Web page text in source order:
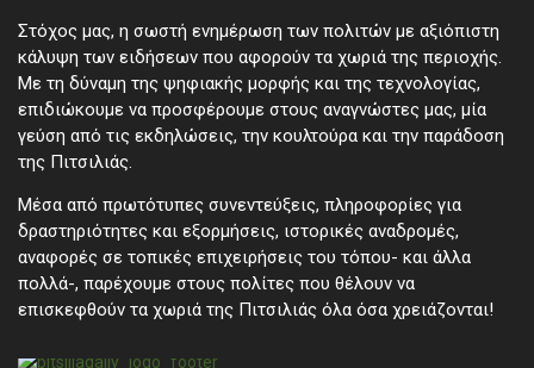
Στόχος μας, η σωστή ενημέρωση των πολιτών με αξιόπιστη
κάλυψη των ειδήσεων που αφορούν τα χωριά της περιοχής.
Με τη δύναμη της ψηφιακής μορφής και της τεχνολογίας,
επιδιώκουμε να προσφέρουμε στους αναγνώστες μας, μία
γεύση από τις εκδηλώσεις, την κουλτούρα και την παράδοση
της Πιτσιλιάς.
Μέσα από πρωτότυπες συνεντεύξεις, πληροφορίες για
δραστηριότητες και εξορμήσεις, ιστορικές αναδρομές,
αναφορές σε τοπικές επιχειρήσεις του τόπου- και άλλα
πολλά-, παρέχουμε στους πολίτες που θέλουν να
επισκεφθούν τα χωριά της Πιτσιλιάς όλα όσα χρειάζονται!